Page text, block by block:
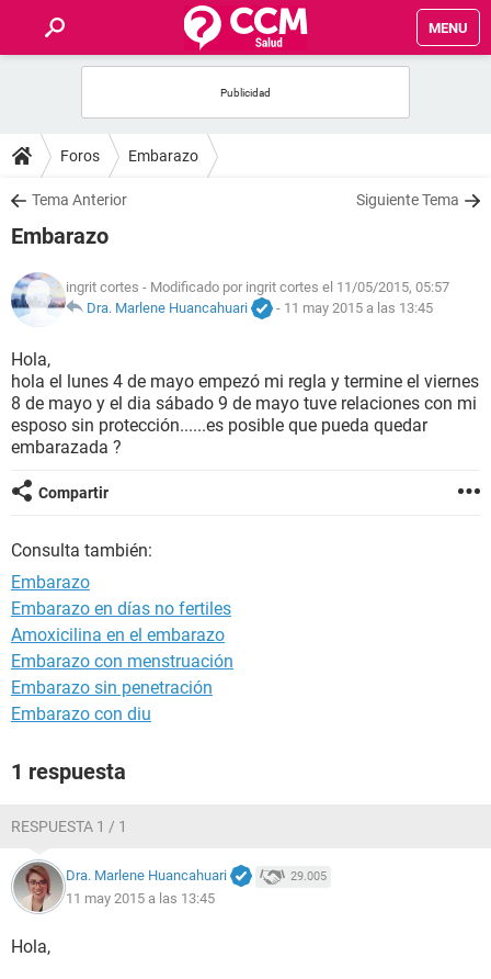
MENU
FOROS
SALUD
NUTRICIÓN
BIENESTAR
SEXUALIDAD
GLOSARIO
Foros Embarazo
Tema Anterior Siguiente Tema
Embarazo
ingrit cortes - Modificado por ingrit cortes el 11/05/2015, 05:57
Dra. Marlene Huancahuari
- 11 may 2015 a las 13:45
Hola,
hola el lunes 4 de mayo empezó mi regla y termine el viernes
8 de mayo y el dia sábado 9 de mayo tuve relaciones con mi
esposo sin protección......es posible que pueda quedar
embarazada ?
Compartir
Consulta también:
Embarazo
Embarazo en días no fertiles
Amoxicilina en el embarazo
Embarazo con menstruación
Embarazo sin penetración
Embarazo con diu
1 respuesta
RESPUESTA 1 / 1
Dra. Marlene Huancahuari 29.005
11 may 2015 a las 13:45
Hola,